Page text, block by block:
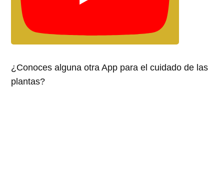
¿Conoces alguna otra App para el cuidado de las
plantas?